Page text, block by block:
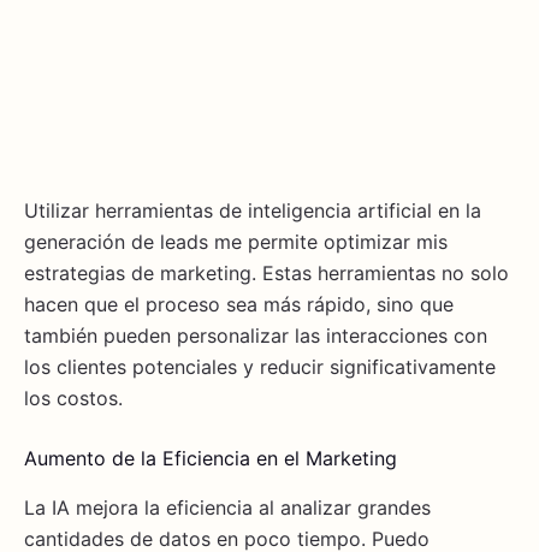
Utilizar herramientas de inteligencia artificial en la
generación de leads me permite optimizar mis
estrategias de marketing. Estas herramientas no solo
hacen que el proceso sea más rápido, sino que
también pueden personalizar las interacciones con
los clientes potenciales y reducir significativamente
los costos.
Aumento de la Eficiencia en el Marketing
La IA mejora la eficiencia al analizar grandes
cantidades de datos en poco tiempo. Puedo